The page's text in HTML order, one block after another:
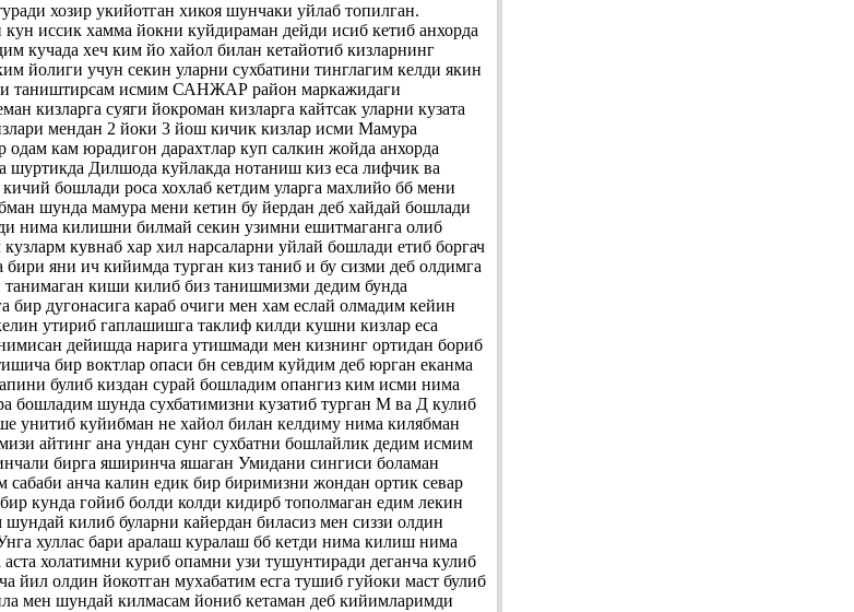
хозир укийотган хикоя шунчаки уйлаб топилган.
иссик хамма йокни куйдираман дейди исиб кетиб анхорда
кучада хеч ким йо хайол билан кетайотиб кизларнинг
йолиги учун секин уларни сухбатини тинглагим келди якин
таништирсам исмим САНЖАР район маркажидаги
кизларга суяги йокроман кизларга кайтсак уларни кузата
мендан 2 йоки 3 йош кичик кизлар исми Мамура
кам юрадигон дарахтлар куп салкин жойда анхорда
Дилшода куйлакда нотаниш киз еса лифчик ва
бошлади роса хохлаб кетдим уларга махлийо бб мени
шунда мамура мени кетин бу йердан деб хайдай бошлади
нима килишни билмай секин узимни ешитмаганга олиб
кувнаб хар хил нарсаларни уйлай бошлади етиб боргач
бири яни ич кийимда турган киз таниб и бу сизми деб олдимга
киши килиб биз танишмизми дедим бунда
бир дугонасига караб очиги мен хам еслай олмадим кейин
утириб гаплашишга таклиф килди кушни кизлар еса
дейишда нарига утишмади мен кизнинг ортидан бориб
бир воктлар опаси бн севдим куйдим деб юрган еканма
булиб киздан сурай бошладим опангиз ким исми нима
бошладим шунда сухбатимизни кузатиб турган М ва Д кулиб
унитиб куйибман не хайол билан келдиму нима килябман
айтинг ана ундан сунг сухбатни бошлайлик дедим исмим
бирга яширинча яшаган Умидани сингиси боламан
анча калин едик бир биримизни жондан ортик севар
кунда гойиб болди колди кидирб тополмаган едим лекин
килиб буларни кайердан биласиз мен сиззи олдин
хуллас бари аралаш куралаш бб кетди нима килиш нима
холатимни куриб опамни узи тушунтиради деганча кулиб
йил олдин йокотган мухабатим есга тушиб гуйоки маст булиб
мен шундай килмасам йониб кетаман деб кийимларимди